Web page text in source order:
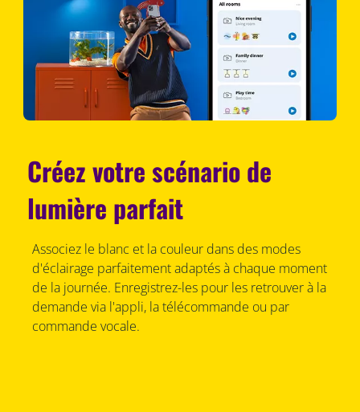
Créez votre scénario de
lumière parfait
Associez le blanc et la couleur dans des modes
d'éclairage parfaitement adaptés à chaque moment
de la journée. Enregistrez-les pour les retrouver à la
demande via l'appli, la télécommande ou par
commande vocale.